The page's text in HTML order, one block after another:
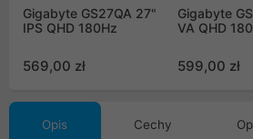
Gigabyte GS27QA 27"
IPS QHD 180Hz
569,00 zł
Gigabyte
VA QHD
599,00 zł
Opis Cechy